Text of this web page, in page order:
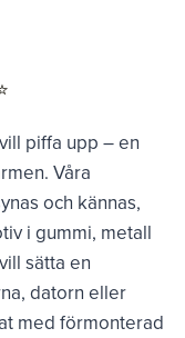
piffa upp – en
Våra
och kännas,
i gummi, metall
sätta en
datorn eller
med förmonterad